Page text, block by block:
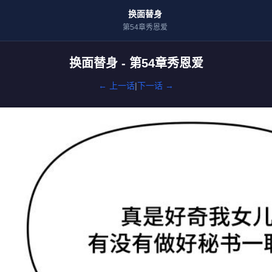
换面替身
第54章秀恩爱
换面替身 - 第54章秀恩爱
← 上一话|下一话 →